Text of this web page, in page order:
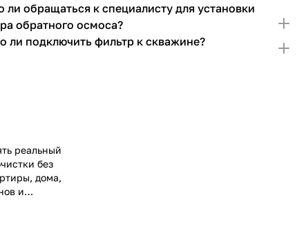
ли обращаться к специалисту для установки
обратного осмоса?
ли подключить фильтр к скважине?
реальный
без
дома,
и